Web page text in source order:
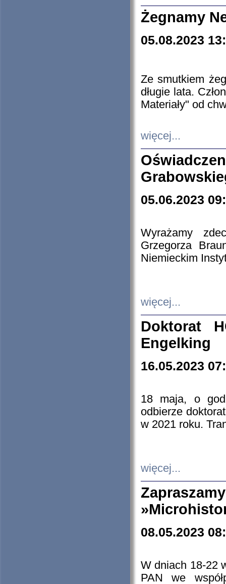
Żegnamy
05.08.2023
Ze smutkiem
długie lata.
Materiały" od
więcej...
05.06.2023
Wyrażamy
Grzegorza
Niemieckim
więcej...
Doktorat
Engelking
16.05.2023
18 maja, o
odbierze
w 2021 roku.
więcej...
08.05.2023
W dniach 18-22
PAN we